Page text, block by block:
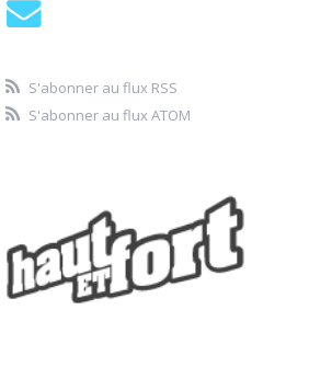
S'abonner au flux RSS
S'abonner au flux ATOM